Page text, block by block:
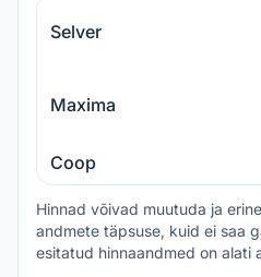
Selver
Maxima
Coop
Hinnad võivad muutuda ja
andmete täpsuse, kuid ei saa
esitatud hinnaandmed on alati